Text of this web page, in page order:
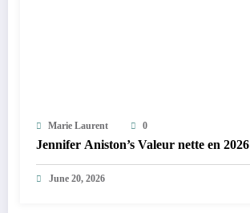
Marie Laurent 0
Jennifer Aniston’s Valeur nette en 2026
June 20, 2026